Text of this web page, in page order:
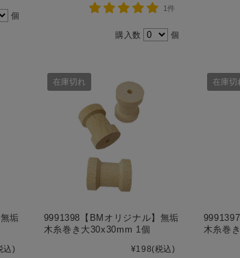
個
1件
購入数 個
垢
込)
9991398【BMオリジナル】無垢
木糸巻き大30x30mm 1個
¥198(税込)
在庫切れ
木糸巻
在庫切